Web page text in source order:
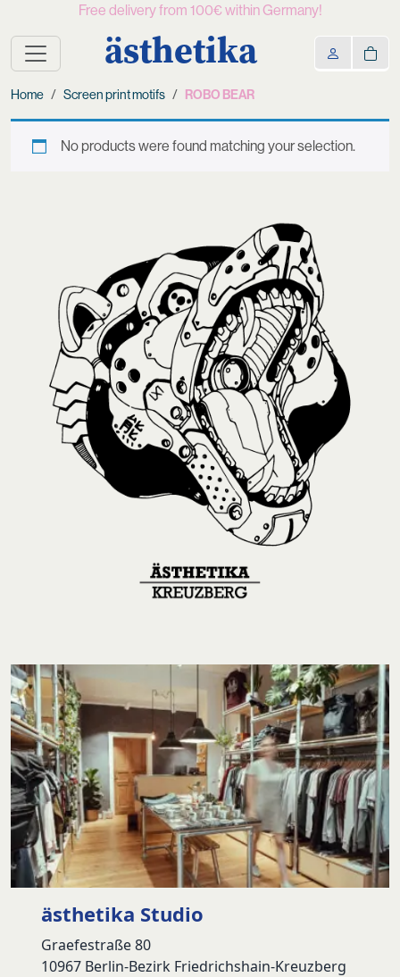
Free delivery from 100€ within Germany!
ästhetika
Home Screen print motifs ROBO BEAR
No products were found matching your selection.
ästhetika Studio
Graefestraße 80
10967 Berlin-Bezirk Friedrichshain-Kreuzberg